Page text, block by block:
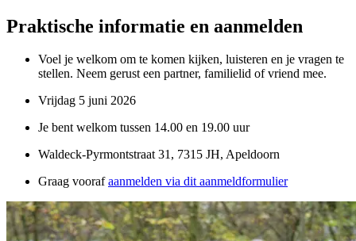
Praktische informatie en aanmelden
Voel je welkom om te komen kijken, luisteren en je vragen te
stellen. Neem gerust een partner, familielid of vriend mee.
Vrijdag 5 juni 2026
Je bent welkom tussen 14.00 en 19.00 uur
Waldeck-Pyrmontstraat 31, 7315 JH, Apeldoorn
Graag voorafaanmelden via dit aanmeldformulier